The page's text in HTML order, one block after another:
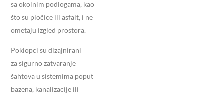
sa okolnim podlogama, kao
što su pločice ili asfalt, i ne
ometaju izgled prostora.
Poklopci su dizajnirani
za sigurno zatvaranje
šahtova u sistemima poput
bazena, kanalizacije ili